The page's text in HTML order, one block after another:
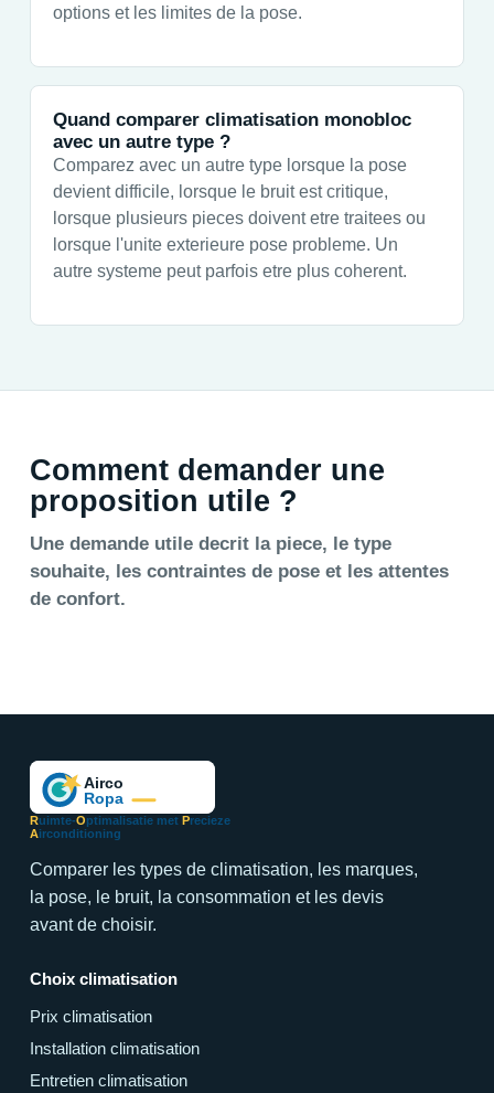
options et les limites de la pose.
Quand comparer climatisation monobloc
avec un autre type ?
Comparez avec un autre type lorsque la pose
devient difficile, lorsque le bruit est critique,
lorsque plusieurs pieces doivent etre traitees ou
lorsque l'unite exterieure pose probleme. Un
autre systeme peut parfois etre plus coherent.
Comment demander une
proposition utile ?
Une demande utile decrit la piece, le type
souhaite, les contraintes de pose et les attentes
de confort.
Ruimte-Optimalisatie met Precieze
Airconditioning
Comparer les types de climatisation, les marques,
la pose, le bruit, la consommation et les devis
avant de choisir.
Choix climatisation
Prix climatisation
Installation climatisation
Entretien climatisation